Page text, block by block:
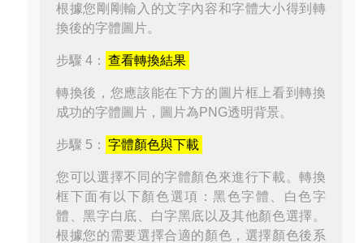
根據您剛剛輸入的文字內容和字體大小得到轉
換後的字體圖片。
步驟 4： 查看轉換結果
轉換後，您應該能在下方的圖片框上看到轉換
成功的字體圖片，圖片為PNG透明背景。
步驟 5： 字體顏色與下載
您可以選擇不同的字體顏色來進行下載。轉換
框下面有以下顏色選項：黑色字體、白色字
體、黑字白底、白字黑底以及其他顏色選擇。
根據您的需要選擇合適的顏色，選擇顏色後系